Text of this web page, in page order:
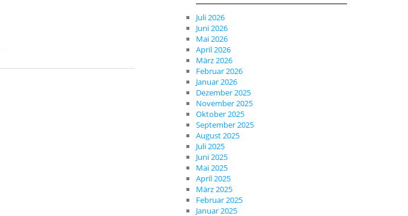
Juli 2026
Juni 2026
Mai 2026
April 2026
März 2026
Februar 2026
Januar 2026
Dezember 2025
November 2025
Oktober 2025
September 2025
August 2025
Juli 2025
Juni 2025
Mai 2025
April 2025
März 2025
Februar 2025
Januar 2025